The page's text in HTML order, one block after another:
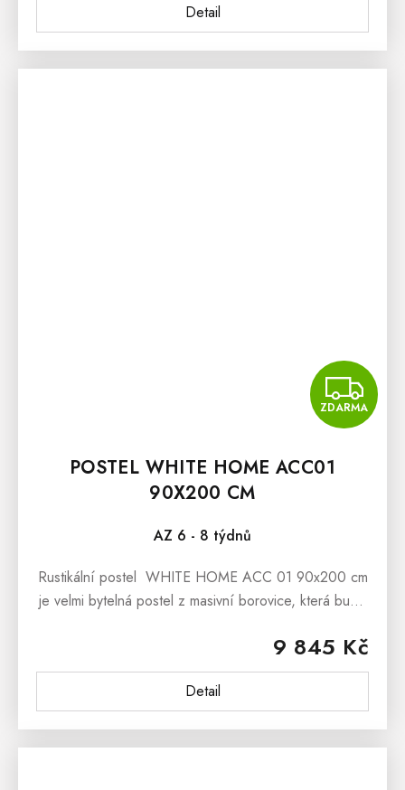
Detail
ZDARMA
POSTEL WHITE HOME ACC01
90X200 CM
AZ 6 - 8 týdnů
9 845 Kč
Detail
Rustikální postel WHITE HOME ACC 01 90x200 cm
je velmi bytelná postel z masivní borovice, která bude
dětského i studentského...